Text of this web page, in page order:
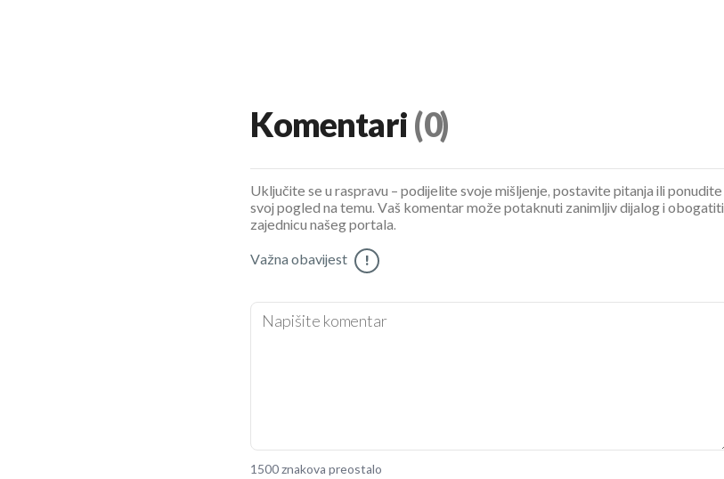
Komentari (0)
Uključite se u raspravu – podijelite svoje mišljenje, postavite pitanja ili ponudite
svoj pogled na temu. Vaš komentar može potaknuti zanimljiv dijalog i obogatiti
zajednicu našeg portala.
Važna obavijest !
1500 znakova preostalo